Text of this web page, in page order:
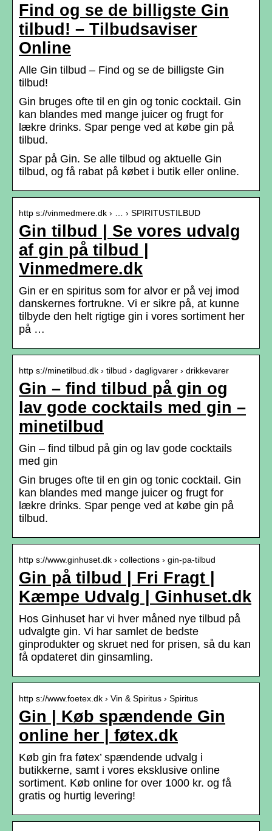
Find og se de billigste Gin
tilbud! – Tilbudsaviser
Online
Alle Gin tilbud – Find og se de billigste Gin
tilbud!
Gin bruges ofte til en gin og tonic cocktail. Gin
kan blandes med mange juicer og frugt for
lækre drinks. Spar penge ved at købe gin på
tilbud.
Spar på Gin. Se alle tilbud og aktuelle Gin
tilbud, og få rabat på købet i butik eller online.
http s://vinmedmere.dk › … › SPIRITUSTILBUD
Gin tilbud | Se vores udvalg
af gin på tilbud |
Vinmedmere.dk
Gin er en spiritus som for alvor er på vej imod
danskernes fortrukne. Vi er sikre på, at kunne
tilbyde den helt rigtige gin i vores sortiment her
på …
http s://minetilbud.dk › tilbud › dagligvarer › drikkevarer
Gin – find tilbud på gin og
lav gode cocktails med gin –
minetilbud
Gin – find tilbud på gin og lav gode cocktails
med gin
Gin bruges ofte til en gin og tonic cocktail. Gin
kan blandes med mange juicer og frugt for
lækre drinks. Spar penge ved at købe gin på
tilbud.
http s://www.ginhuset.dk › collections › gin-pa-tilbud
Gin på tilbud | Fri Fragt |
Kæmpe Udvalg | Ginhuset.dk
Hos Ginhuset har vi hver måned nye tilbud på
udvalgte gin. Vi har samlet de bedste
ginprodukter og skruet ned for prisen, så du kan
få opdateret din ginsamling.
http s://www.foetex.dk › Vin & Spiritus › Spiritus
Gin | Køb spændende Gin
online her | føtex.dk
Køb gin fra føtex’ spændende udvalg i
butikkerne, samt i vores eksklusive online
sortiment. Køb online for over 1000 kr. og få
gratis og hurtig levering!